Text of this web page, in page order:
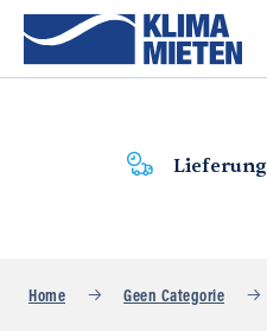
Lieferung
Home Geen Categorie